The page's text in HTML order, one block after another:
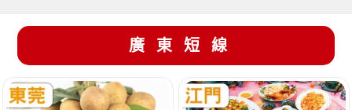
廣東短線